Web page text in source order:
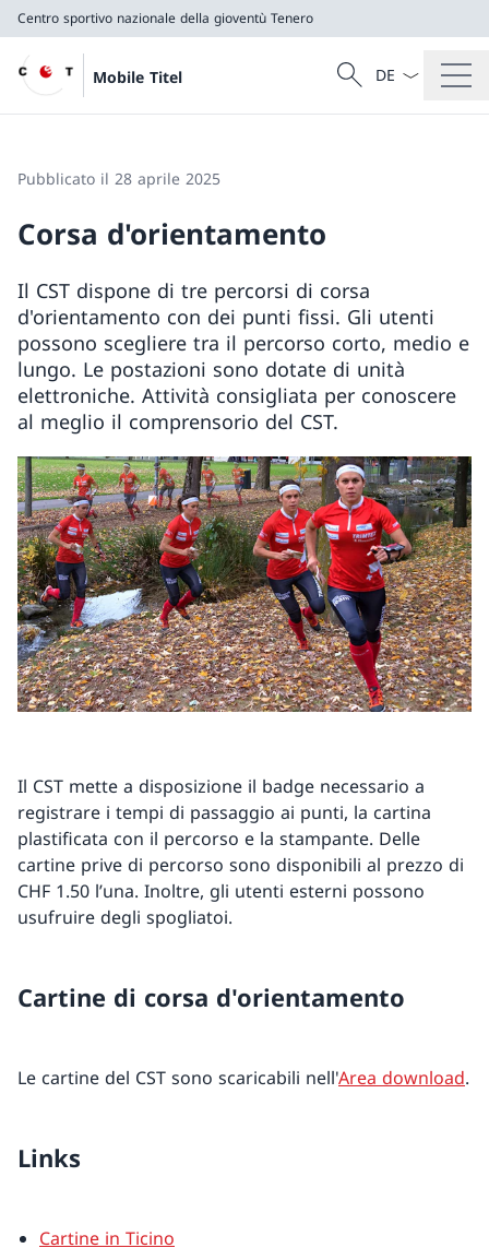
Centro sportivo nazionale della gioventù Tenero
Mobile Titel
Cercare
Ricerca
Dal menu a
Pubblicato il 28 aprile 2025
Corsa d'orientamento
Il CST dispone di tre percorsi di corsa
d'orientamento con dei punti fissi. Gli utenti
possono scegliere tra il percorso corto, medio e
lungo. Le postazioni sono dotate di unità
elettroniche. Attività consigliata per conoscere
al meglio il comprensorio del CST.
Il CST mette a disposizione il badge necessario a
registrare i tempi di passaggio ai punti, la cartina
plastificata con il percorso e la stampante. Delle
cartine prive di percorso sono disponibili al prezzo di
CHF 1.50 l’una. Inoltre, gli utenti esterni possono
usufruire degli spogliatoi.
Cartine di corsa d'orientamento
Le cartine del CST sono scaricabili nell'Area download.
Links
Cartine in Ticino